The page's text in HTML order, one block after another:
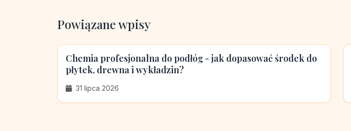
Powiązane wpisy
Chemia profesjonalna do podłóg - jak dopasować środek do
płytek, drewna i wykładzin?
31 lipca 2026